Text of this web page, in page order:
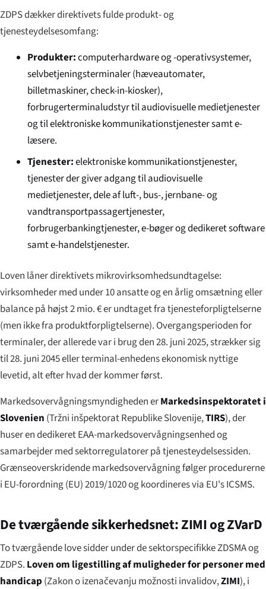
ZDPS dækker direktivets fulde produkt- og
tjenesteydelsesomfang:
Produkter:computerhardware og -operativsystemer,
selvbetjeningsterminaler (hæveautomater,
billetmaskiner, check-in-kiosker),
forbrugerterminaludstyr til audiovisuelle medietjenester
og til elektroniske kommunikationstjenester samt e-
læsere.
Tjenester:elektroniske kommunikationstjenester,
tjenester der giver adgang til audiovisuelle
medietjenester, dele af luft-, bus-, jernbane- og
vandtransportpassagertjenester,
forbrugerbankingtjenester, e-bøger og dedikeret software
samt e-handelstjenester.
Loven låner direktivets mikrovirksomhedsundtagelse:
virksomheder med under 10 ansatte og en årlig omsætning eller
balance på højst 2 mio. € er undtaget fra tjenesteforpligtelserne
(men ikke fra produktforpligtelserne). Overgangsperioden for
terminaler, der allerede var i brug den 28. juni 2025, strækker sig
til 28. juni 2045 eller terminal-enhedens ekonomisk nyttige
levetid, alt efter hvad der kommer først.
Markedsovervågningsmyndigheden erMarkedsinspektoratet i
Slovenien (Tržni inšpektorat Republike Slovenije,TIRS), der
huser en dedikeret EAA-markedsovervågningsenhed og
samarbejder med sektorregulatorer på tjenesteydelsessiden.
Grænseoverskridende markedsovervågning følger procedurerne
i EU-forordning (EU) 2019/1020 og koordineres via EU's ICSMS.
De tværgående sikkerhedsnet: ZIMI og ZVarD
To tværgående love sidder under de sektorspecifikke ZDSMA og
ZDPS. Loven om ligestilling af muligheder for personer med
handicap (Zakon o izenačevanju možnosti invalidov,ZIMI), i